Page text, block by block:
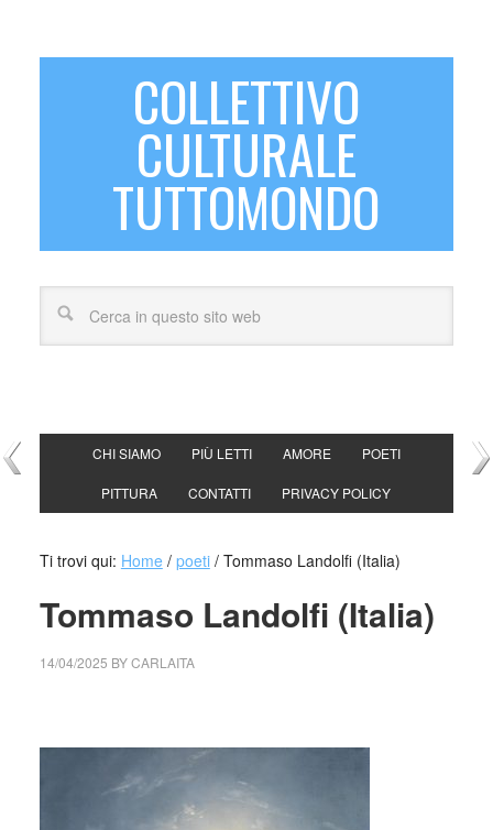
COLLETTIVO
CULTURALE
TUTTOMONDO
CHI SIAMO PIÙ LETTI AMORE POETI
PITTURA CONTATTI PRIVACY POLICY
Ti trovi qui: Home / poeti /Tommaso Landolfi (Italia)
Tommaso Landolfi (Italia)
14/04/2025 BYCARLAITA